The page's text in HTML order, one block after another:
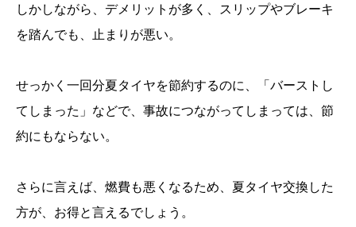
しかしながら、デメリットが多く、スリップやブレーキ
を踏んでも、止まりが悪い。
せっかく一回分夏タイヤを節約するのに、「バーストし
てしまった」などで、事故につながってしまっては、節
約にもならない。
さらに言えば、燃費も悪くなるため、夏タイヤ交換した
方が、お得と言えるでしょう。